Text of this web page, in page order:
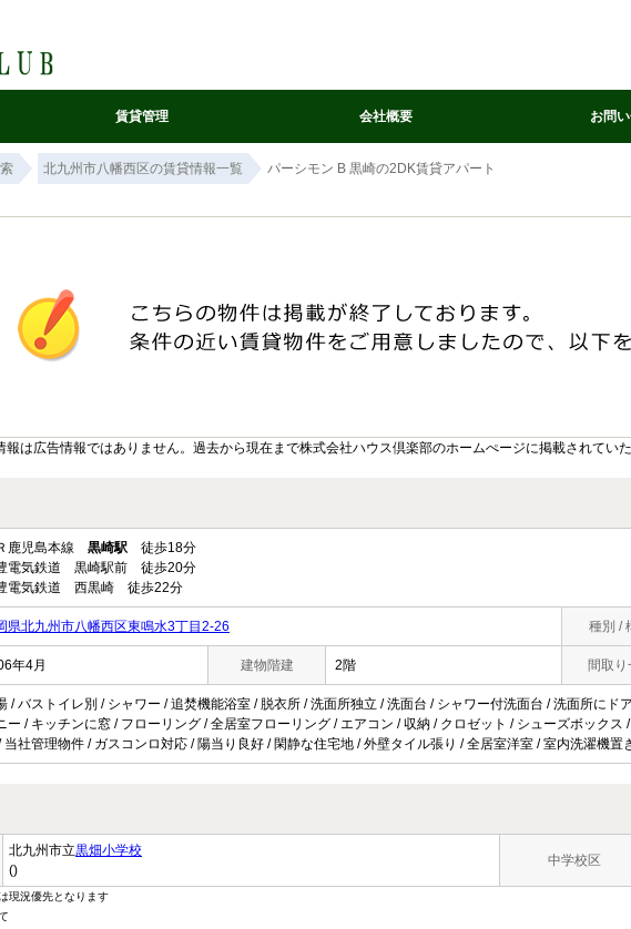
賃貸管理 会社概要 お問
北九州市八幡西区の賃貸情報一覧 パーシモン B 黒崎の2DK賃貸アパート
は広告情報ではありません。過去から現在まで株式会社ハウス倶楽部のホームぺージに掲載されてい
鹿児島本線 黒崎駅 徒歩18分
電気鉄道 黒崎駅前 徒歩20分
電気鉄道 西黒崎 徒歩22分
県北九州市八幡西区東鳴水3丁目2-26 種別 /
年4月 建物階建 2階 間取り
/ バストイレ別 / シャワー / 追焚機能浴室 / 脱衣所 / 洗面所独立 / 洗面台 / シャワー付洗面台 / 洗面所にド
ー / キッチンに窓 / フローリング / 全居室フローリング / エアコン / 収納 / クロゼット / シューズボック
当社管理物件 / ガスコンロ対応 / 陽当り良好 / 閑静な住宅地 / 外壁タイル張り / 全居室洋室 / 室内洗濯機置
北九州市立黒畑小学校
()
中学校区
現況優先となります